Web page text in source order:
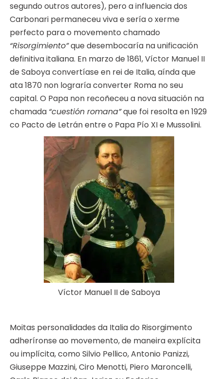
segundo outros autores), pero a influencia dos
Carbonari permaneceu viva e sería o xerme
perfecto para o movemento chamado
“Risorgimiento”que desembocaría na unificación
definitiva italiana. En marzo de 1861, Víctor Manuel II
de Saboya convertíase en rei de Italia, aínda que
ata 1870 non lograría converter Roma no seu
capital. O Papa non recoñeceu a nova situación na
chamada “cuestión romana”que foi resolta en 1929
co Pacto de Letrán entre o Papa Pío XI e Mussolini.
Víctor Manuel II de Saboya
Moitas personalidades da Italia do Risorgimento
adheríronse ao movemento, de maneira explícita
ou implícita, como Silvio Pellico, Antonio Panizzi,
Giuseppe Mazzini, Ciro Menotti, Piero Maroncelli,